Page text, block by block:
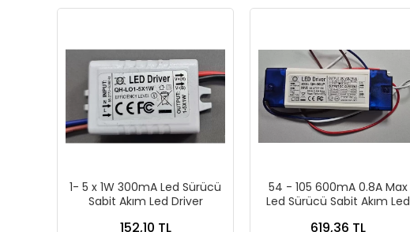
1- 5 x 1W 300mA Led Sürücü
Sabit Akım Led Driver
152,10 TL
54 - 105 600mA 0.8A Max
Led Sürücü Sabit Akım Led
619,36 TL